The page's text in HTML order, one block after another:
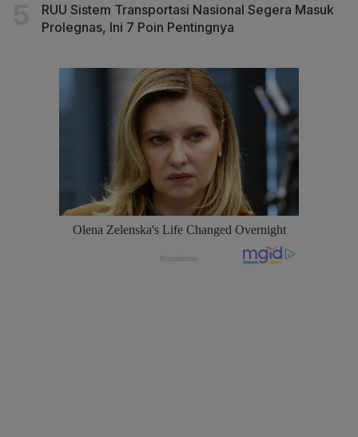
RUU Sistem Transportasi Nasional Segera Masuk
Prolegnas, Ini 7 Poin Pentingnya